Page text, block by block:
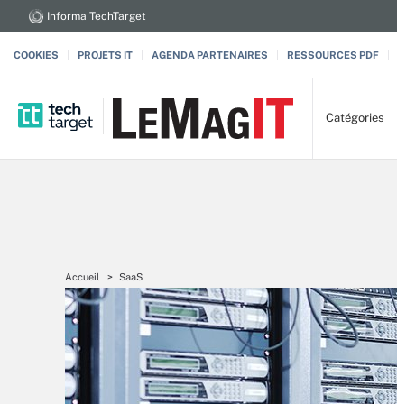
Informa TechTarget
COOKIES PROJETS IT AGENDA PARTENAIRES RESSOURCES PDF
Catégories
Accueil SaaS